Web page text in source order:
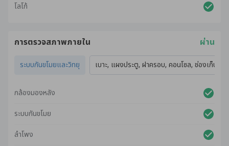
โลโก้
การตรวจสภาพภายใน ผ่าน
ระบบกันขโมยและวิทยุ เบาะ, แผงประตู, ฝาครอบ, คอนโซล, ช่องเก็บข
กล้องมองหลัง
ระบบกันขโมย
ลำโพง